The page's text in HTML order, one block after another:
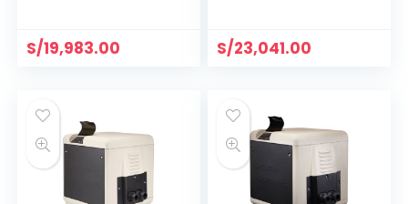
S/19,983.00 S/23,041.00